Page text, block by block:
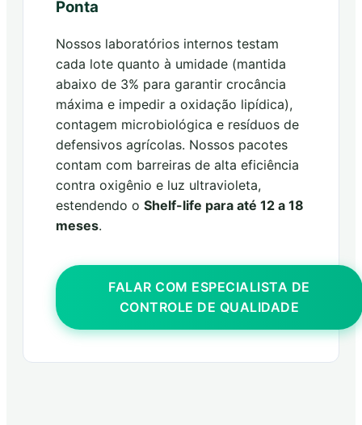
Ponta
Nossos laboratórios internos testam
cada lote quanto à umidade (mantida
abaixo de 3% para garantir crocância
máxima e impedir a oxidação lipídica),
contagem microbiológica e resíduos de
defensivos agrícolas. Nossos pacotes
contam com barreiras de alta eficiência
contra oxigênio e luz ultravioleta,
estendendo o Shelf-life para até 12 a 18
meses.
FALAR COM ESPECIALISTA DE
CONTROLE DE QUALIDADE